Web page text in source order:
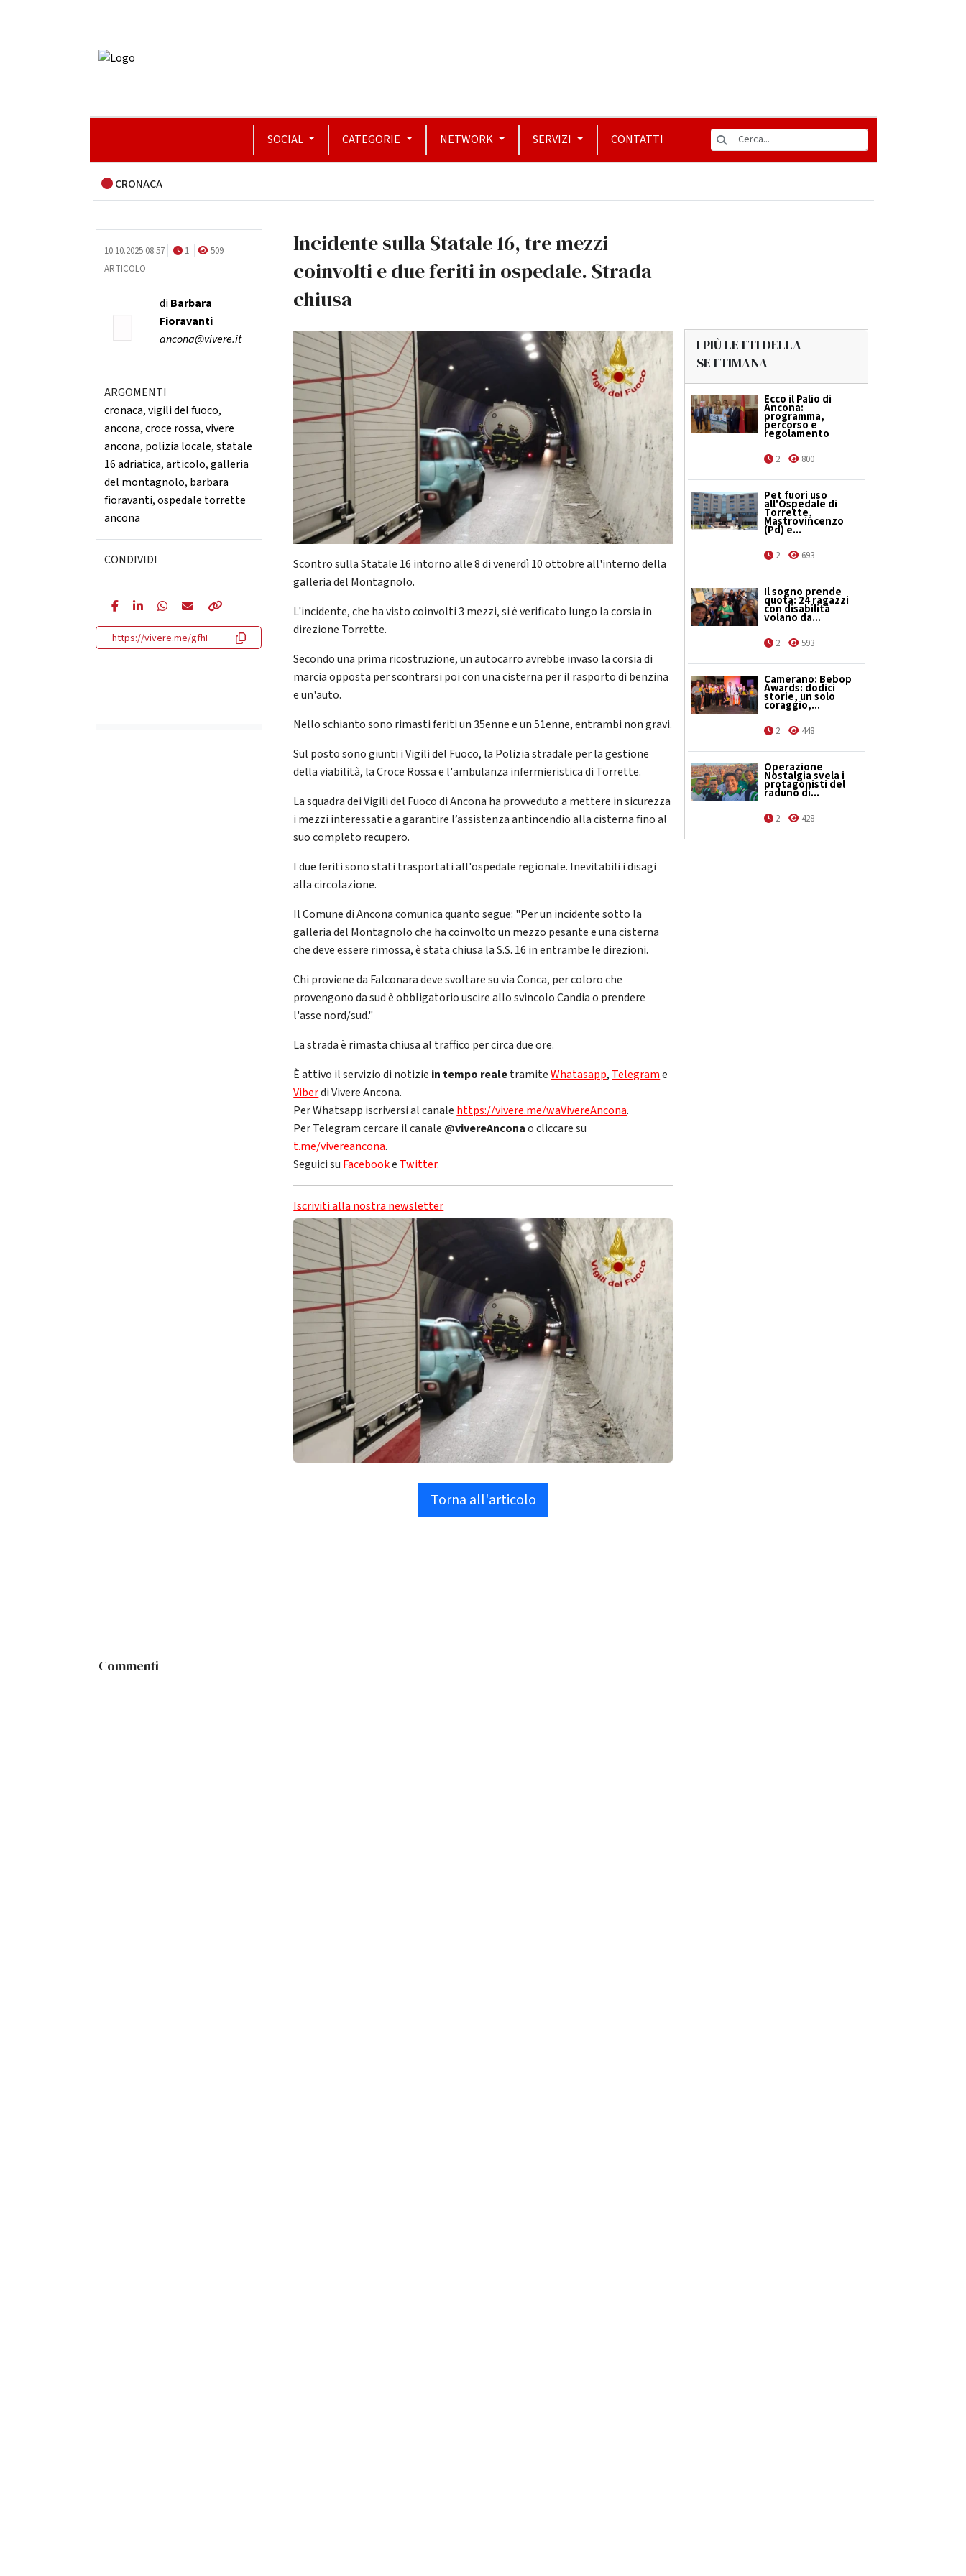
SOCIAL CATEGORIE NETWORK SERVIZI CONTATTI
CRONACA
10.10.2025 08:57 1
509
ARTICOLO
diBarbara
Fioravanti
ancona@vivere.it
ARGOMENTI
cronaca,vigili del fuoco,
ancona,croce rossa,vivere
ancona, polizia locale,statale
16 adriatica,articolo,galleria
del montagnolo, barbara
fioravanti,ospedale torrette
ancona
CONDIVIDI
https://vivere.me/gfhI
Incidente sulla Statale 16, tre mezzi
coinvolti e due feriti in ospedale. Strada
chiusa
Scontro sulla Statale 16 intorno alle 8 di venerdì 10 ottobre all'interno della
galleria del Montagnolo.
L'incidente, che ha visto coinvolti 3 mezzi, si è verificato lungo la corsia in
direzione Torrette.
Secondo una prima ricostruzione, un autocarro avrebbe invaso la corsia di
marcia opposta per scontrarsi poi con una cisterna per il rasporto di benzina
e un'auto.
Nello schianto sono rimasti feriti un 35enne e un 51enne, entrambi non gravi.
Sul posto sono giunti i Vigili del Fuoco, la Polizia stradale per la gestione
della viabilità, la Croce Rossa e l'ambulanza infermieristica di Torrette.
La squadra dei Vigili del Fuoco di Ancona ha provveduto a mettere in sicurezza
i mezzi interessati e a garantire l’assistenza antincendio alla cisterna fino al
suo completo recupero.
I due feriti sono stati trasportati all'ospedale regionale. Inevitabili i disagi
alla circolazione.
Il Comune di Ancona comunica quanto segue: "Per un incidente sotto la
galleria del Montagnolo che ha coinvolto un mezzo pesante e una cisterna
che deve essere rimossa, è stata chiusa la S.S. 16 in entrambe le direzioni.
Chi proviene da Falconara deve svoltare su via Conca, per coloro che
provengono da sud è obbligatorio uscire allo svincolo Candia o prendere
l'asse nord/sud."
La strada è rimasta chiusa al traffico per circa due ore.
È attivo il servizio di notizie in tempo realetramiteWhatasapp, Telegrame
Viberdi Vivere Ancona.
Per Whatsapp iscriversi al canale https://vivere.me/waVivereAncona.
Per Telegram cercare il canale @vivereAnconao cliccare su
t.me/vivereancona.
Seguici su Facebooke Twitter.
Iscriviti alla nostra newsletter
Torna all'articolo
I PIÙ LETTI DELLA
SETTIMANA
Ecco il Palio di
Ancona:
programma,
percorso e
regolamento
2 800
Pet fuori uso
all'Ospedale di
Torrette,
Mastrovincenzo
(Pd) e...
2 693
Il sogno prende
quota: 24 ragazzi
con disabilità
volano da...
2 593
Camerano: Bebop
Awards: dodici
storie, un solo
coraggio,...
2 448
Operazione
Nostalgia svela i
protagonisti del
raduno di...
2 428
Commenti